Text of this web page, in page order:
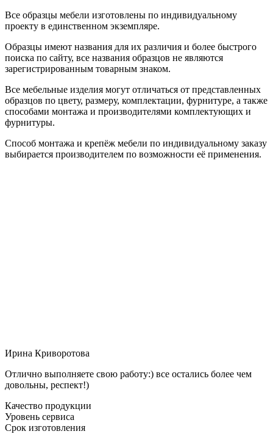
Все образцы мебели изготовлены по индивидуальному
проекту в единственном экземпляре.
Образцы имеют названия для их различия и более быстрого
поиска по сайту, все названия образцов не являются
зарегистрированным товарным знаком.
Все мебельные изделия могут отличаться от представленных
образцов по цвету, размеру, комплектации, фурнитуре, а также
способами монтажа и производителями комплектующих и
фурнитуры.
Способ монтажа и крепёж мебели по индивидуальному заказу
выбирается производителем по возможности её применения.
Ирина Криворотова
Отлично выполняете свою работу:) все остались более чем
довольны, респект!)
Качество продукции
Уровень сервиса
Срок изготовления